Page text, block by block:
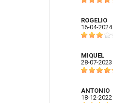
ROGELIO
16-04-2024
MIQUEL
28-07-2023
ANTONIO
18-12-2022